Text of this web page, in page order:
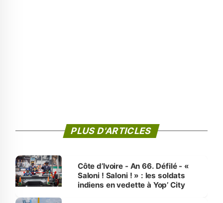
PLUS D'ARTICLES
Côte d’Ivoire - An 66. Défilé - «
Saloni ! Saloni ! » : les soldats
indiens en vedette à Yop’ City